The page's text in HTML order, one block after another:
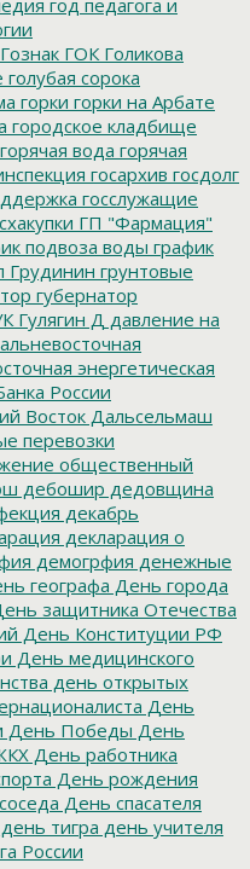
Гознак ГОК Голикова
голубая сорока
горки горки на Арбате
городское кладбище
горячая вода горячая
госархив госдолг
госслужащие
ГП "Фармация"
подвоза воды график
Грудинин грунтовые
губернатор
Гулягин Д давление на
энергетическая
России
Восток Дальсельмаш
перевозки
общественный
дебошир дедовщина
декабрь
декларация о
демогрфия денежные
географа День города
защитника Отечества
День Конституции РФ
День медицинского
день открытых
День
День Победы День
День работника
День рождения
День спасателя
день тигра день учителя
России